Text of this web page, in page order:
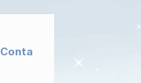
Conta